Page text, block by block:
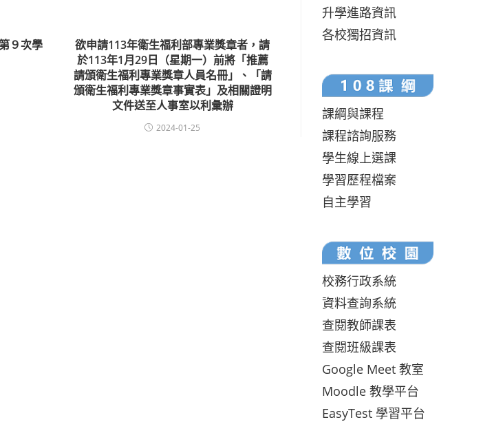
９次學
欲申請113年衛生福利部專業獎章者，請
於113年1月29日（星期一）前將「推薦
請頒衛生福利專業獎章人員名冊」、「請
頒衛生福利專業獎章事實表」及相關證明
文件送至人事室以利彙辦
2024-01-25
升學進路資訊
各校獨招資訊
課綱與課程
課程諮詢服務
學生線上選課
學習歷程檔案
自主學習
校務行政系統
資料查詢系統
查閱教師課表
查閱班級課表
Google Meet 教室
Moodle 教學平台
EasyTest 學習平台